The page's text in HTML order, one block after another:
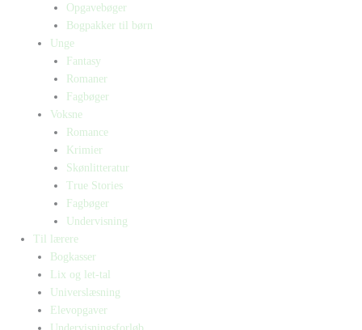
Opgavebøger
Bogpakker til børn
Unge
Fantasy
Romaner
Fagbøger
Voksne
Romance
Krimier
Skønlitteratur
True Stories
Fagbøger
Undervisning
Til lærere
Bogkasser
Lix og let-tal
Universlæsning
Elevopgaver